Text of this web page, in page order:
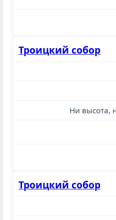
Троицкий собор
Ни высота,
Троицкий собор